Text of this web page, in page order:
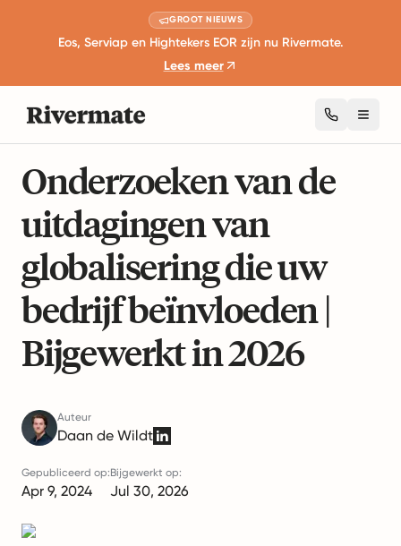
GROOT NIEUWS
Eos, Serviap en Hightekers EOR zijn nu Rivermate.
Lees meer
Onderzoeken van de
uitdagingen van
globalisering die uw
bedrijf beïnvloeden |
Bijgewerkt in 2026
Auteur
Daan de Wildt
Gepubliceerd op:
Apr 9, 2024
Bijgewerkt op:
Jul 30, 2026